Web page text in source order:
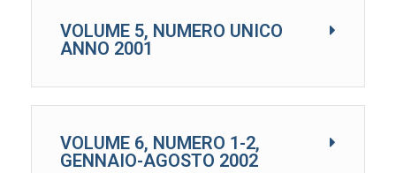
VOLUME 5, NUMERO UNICO
ANNO 2001
VOLUME 6, NUMERO 1-2,
GENNAIO-AGOSTO 2002